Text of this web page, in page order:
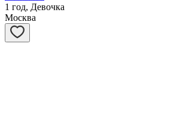
1 год, Девочка
Москва